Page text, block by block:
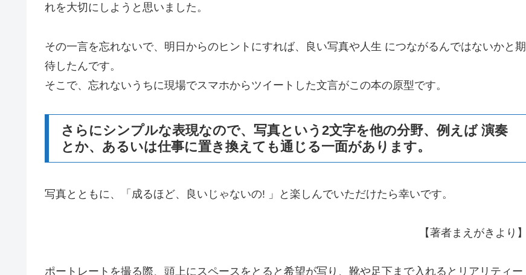
れを大切にしようと思いました。
その一言を忘れないで、明日からのヒントにすれば、良い写真や人生 につながるんではないかと期
待したんです。
そこで、忘れないうちに現場でスマホからツイートした文言がこの本の原型です。
さらにシンプルな表現なので、写真という2文字を他の分野、例えば 演奏
とか、あるいは仕事に置き換えても通じる一面があります。
写真とともに、「成るほど、良いじゃないの! 」と楽しんでいただけたら幸いです。
【著者まえがきより】
ポートレートを撮る際、頭上にスペースをとると希望が写り、靴や足下まで入れるとリアリティー